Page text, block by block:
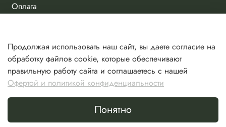
Оплата
Избранное
Сравнение
Корзина
Сделано в Хезар
Продолжая использовать наш сайт, вы даете согласие на
обработку файлов cookie, которые обеспечивают
правильную работу сайта и соглашаетесь с нашей
Офертой и политикой конфиденциальности
Понятно